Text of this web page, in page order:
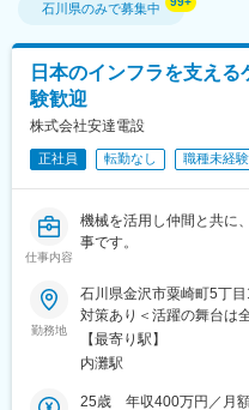
石川県のみで募集中
日本のインフラを支え
験歓迎
株式会社安達電設
正社員 転勤なし 職種未経
仕事内容
機械を活用し仲間と共に
事です。
勤務地
石川県金沢市粟崎町5丁
対策あり＜活躍の舞台は
を拠点に、全国各地の現
日市・熊本など、送電設
社が手配し、出張手当な
【最寄り駅】
内灘駅
25歳 年収400万円／月額